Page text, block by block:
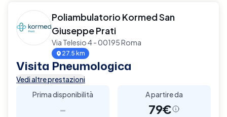
Poliambulatorio Kormed San
Giuseppe Prati
Via Telesio 4 - 00195 Roma
27.5 km
Visita Pneumologica
Vedi altre prestazioni
Prima disponibilità
-
A partire da
79€